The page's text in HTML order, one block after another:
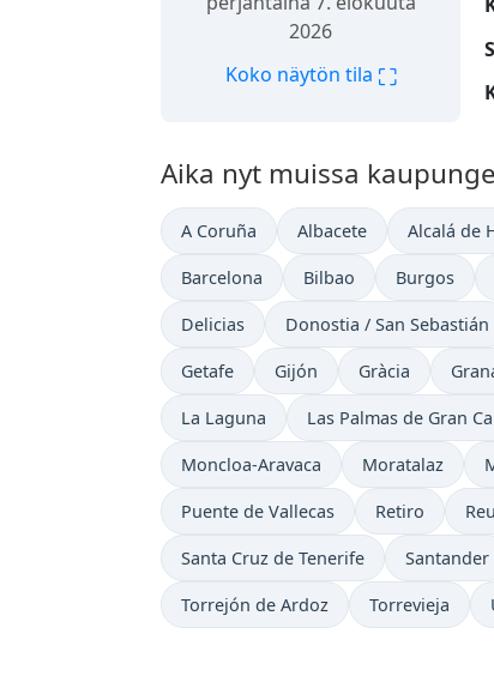
2026
Koko näytön tila ⛶
Aika nyt muissa
A Coruña Albacete Alcalá de
Barcelona Bilbao Burgos
Delicias Donostia / San Sebastián
Getafe Gijón Gràcia
La Laguna Las Palmas de Gran
Moncloa-Aravaca Moratalaz
Puente de Vallecas Retiro
Santa Cruz de Tenerife Santander
Torrejón de Ardoz Torrevieja